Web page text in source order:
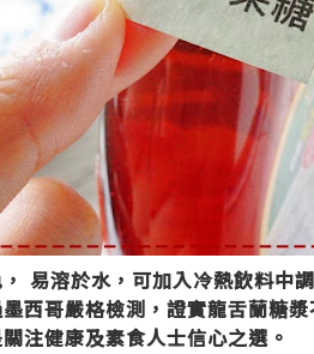
易溶於水， 可加入冷熱飲料中
墨西哥嚴格檢測，證實龍舌蘭糖
注健康及素食人士信心之選。